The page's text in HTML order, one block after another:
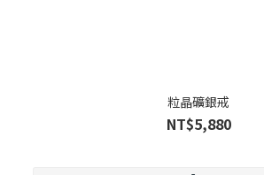
粒晶礦銀戒
NT$5,880